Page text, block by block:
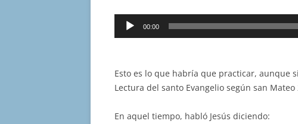
Reproductor
00:00
Esto es lo que habría que practicar, aunque
Lectura del santo Evangelio según san Mateo
En aquel tiempo, habló Jesús diciendo: